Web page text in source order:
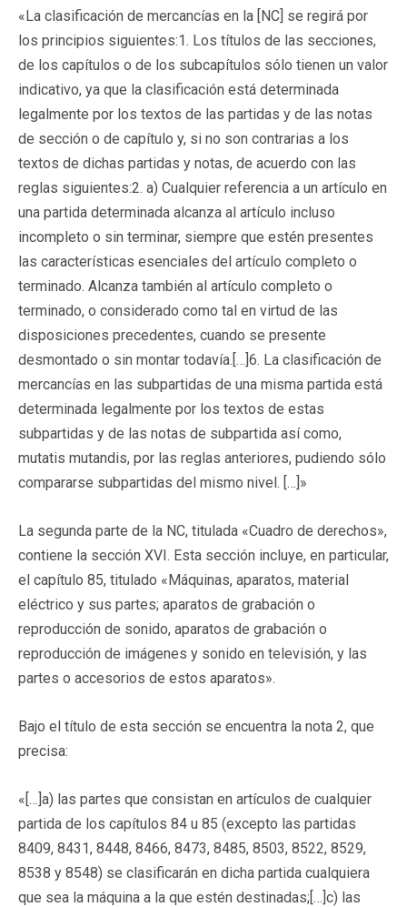
«La clasificación de mercancías en la [NC] se regirá por
los principios siguientes:1. Los títulos de las secciones,
de los capítulos o de los subcapítulos sólo tienen un valor
indicativo, ya que la clasificación está determinada
legalmente por los textos de las partidas y de las notas
de sección o de capítulo y, si no son contrarias a los
textos de dichas partidas y notas, de acuerdo con las
reglas siguientes:2. a) Cualquier referencia a un artículo en
una partida determinada alcanza al artículo incluso
incompleto o sin terminar, siempre que estén presentes
las características esenciales del artículo completo o
terminado. Alcanza también al artículo completo o
terminado, o considerado como tal en virtud de las
disposiciones precedentes, cuando se presente
desmontado o sin montar todavía.[…]6. La clasificación de
mercancías en las subpartidas de una misma partida está
determinada legalmente por los textos de estas
subpartidas y de las notas de subpartida así como,
mutatis mutandis, por las reglas anteriores, pudiendo sólo
compararse subpartidas del mismo nivel. […]»
La segunda parte de la NC, titulada «Cuadro de derechos»,
contiene la sección XVI. Esta sección incluye, en particular,
el capítulo 85, titulado «Máquinas, aparatos, material
eléctrico y sus partes; aparatos de grabación o
reproducción de sonido, aparatos de grabación o
reproducción de imágenes y sonido en televisión, y las
partes o accesorios de estos aparatos».
Bajo el título de esta sección se encuentra la nota 2, que
precisa:
«[…]a) las partes que consistan en artículos de cualquier
partida de los capítulos 84 u 85 (excepto las partidas
8409, 8431, 8448, 8466, 8473, 8485, 8503, 8522, 8529,
8538 y 8548) se clasificarán en dicha partida cualquiera
que sea la máquina a la que estén destinadas;[…]c) las